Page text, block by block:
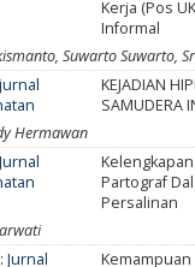
Kerja (Pos
Informal
Suwarto Suwarto,
KEJADIAN
SAMUDERA
Hermawan
Partograf
Persalinan
Jurnal